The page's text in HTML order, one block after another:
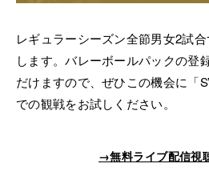
レギュラーシーズン全節男女2試
します。バレーボールパックの登
だけますので、ぜひこの機会に「
での観戦をお試しください。
→無料ライブ配信視